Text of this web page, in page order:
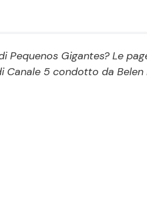
Mondo Mamma
News benessere
Pequenos Gigantes? Le
5 condotto da Belen